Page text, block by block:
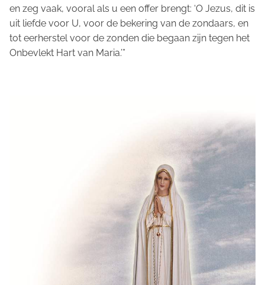
en zeg vaak, vooral als u een offer brengt: ‘O Jezus, dit is
uit liefde voor U, voor de bekering van de zondaars, en
tot eerherstel voor de zonden die begaan zijn tegen het
Onbevlekt Hart van Maria.’”